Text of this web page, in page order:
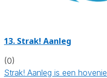
13. Strak! Aanleg
(0)
Strak! Aanleg is een